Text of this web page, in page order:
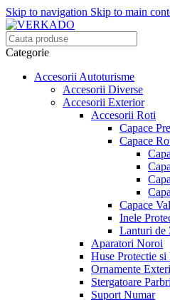
Skip to navigation Skip to main
Categorie
Accesorii Autoturisme
Accesorii Diverse
Accesorii Exterior
Accesorii Roti
Capace
Capace
Capace
Inele
Lanturi de
Aparatori Noroi
Huse Protectie si
Ornamente
Stergatoare
Suport Numar